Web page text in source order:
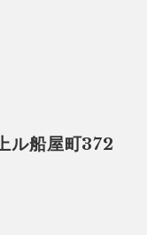
ル船屋町372